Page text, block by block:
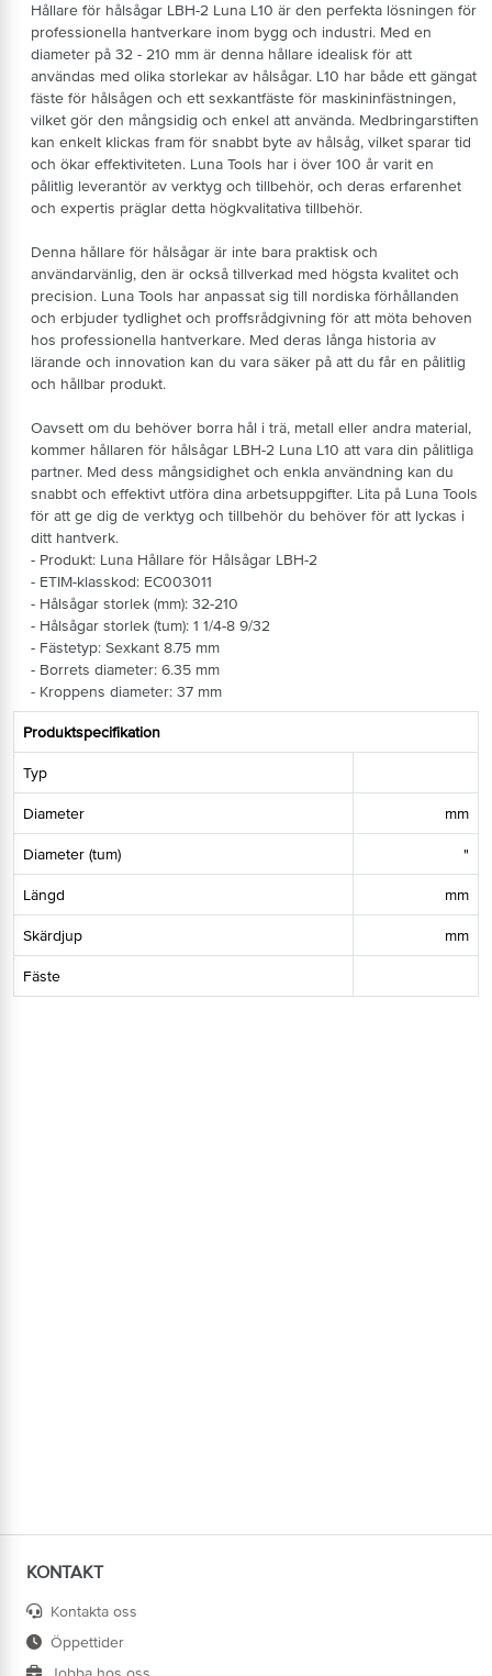
Hållare för hålsågar LBH-2 Luna L10 är den perfekta lösningen för
professionella hantverkare inom bygg och industri. Med en
diameter på 32 - 210 mm är denna hållare idealisk för att
användas med olika storlekar av hålsågar. L10 har både ett gängat
fäste för hålsågen och ett sexkantfäste för maskininfästningen,
vilket gör den mångsidig och enkel att använda. Medbringarstiften
kan enkelt klickas fram för snabbt byte av hålsåg, vilket sparar tid
och ökar effektiviteten. Luna Tools har i över 100 år varit en
pålitlig leverantör av verktyg och tillbehör, och deras erfarenhet
och expertis präglar detta högkvalitativa tillbehör.
Denna hållare för hålsågar är inte bara praktisk och
användarvänlig, den är också tillverkad med högsta kvalitet och
precision. Luna Tools har anpassat sig till nordiska förhållanden
och erbjuder tydlighet och proffsrådgivning för att möta behoven
hos professionella hantverkare. Med deras långa historia av
lärande och innovation kan du vara säker på att du får en pålitlig
och hållbar produkt.
Oavsett om du behöver borra hål i trä, metall eller andra material,
kommer hållaren för hålsågar LBH-2 Luna L10 att vara din pålitliga
partner. Med dess mångsidighet och enkla användning kan du
snabbt och effektivt utföra dina arbetsuppgifter. Lita på Luna Tools
för att ge dig de verktyg och tillbehör du behöver för att lyckas i
ditt hantverk.
- Produkt: Luna Hållare för Hålsågar LBH-2
- ETIM-klasskod: EC003011
- Hålsågar storlek (mm): 32-210
- Hålsågar storlek (tum): 1 1/4-8 9/32
- Fästetyp: Sexkant 8.75 mm
- Borrets diameter: 6.35 mm
- Kroppens diameter: 37 mm
Produktspecifikation
Typ
Diameter mm
Diameter (tum) "
Längd mm
Skärdjup mm
Fäste
KONTAKT
Kontakta oss
Öppettider